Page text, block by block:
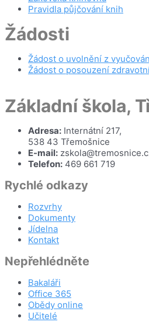
Pravidla půjčování knih
Žádosti
Žádost o uvolnění z
Žádost o posouzení
Základní škola,
Adresa: Internátní 217,
538 43 Třemošnice
E-mail:
Telefon: 469 661 719
Rychlé odkazy
Rozvrhy
Dokumenty
Jídelna
Kontakt
Nepřehlédněte
Bakaláři
Office 365
Obědy online
Učitelé